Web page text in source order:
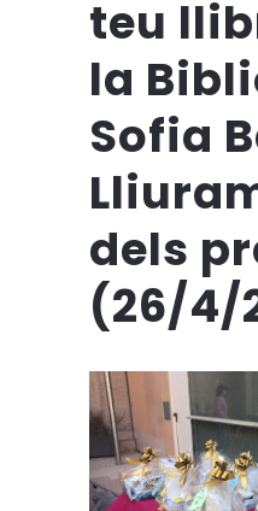
teu
la
Sofia
dels
(26/4/